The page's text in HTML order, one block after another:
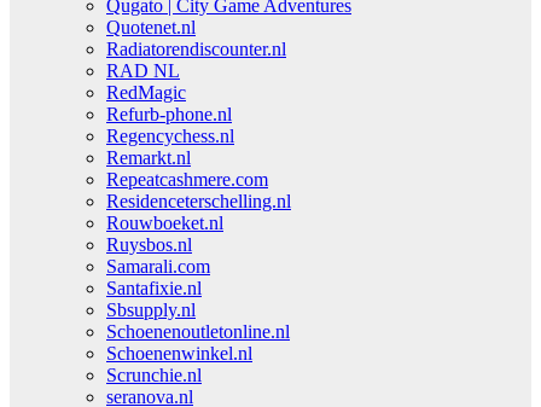
Qugato | City Game Adventures
Quotenet.nl
Radiatorendiscounter.nl
RAD NL
RedMagic
Refurb-phone.nl
Regencychess.nl
Remarkt.nl
Repeatcashmere.com
Residenceterschelling.nl
Rouwboeket.nl
Ruysbos.nl
Samarali.com
Santafixie.nl
Sbsupply.nl
Schoenenoutletonline.nl
Schoenenwinkel.nl
Scrunchie.nl
seranova.nl